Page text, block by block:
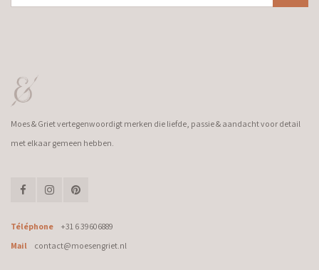
Moes & Griet vertegenwoordigt merken die liefde, passie & aandacht voor detail
met elkaar gemeen hebben.
Téléphone
+31 6 39606889
Mail
contact@moesengriet.nl